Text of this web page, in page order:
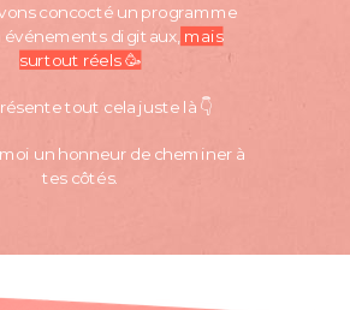
concocté un programme
événements digitaux, mais
surtout réels 🥳
tout cela juste là 👇
moi un honneur de cheminer à
tes côtés.